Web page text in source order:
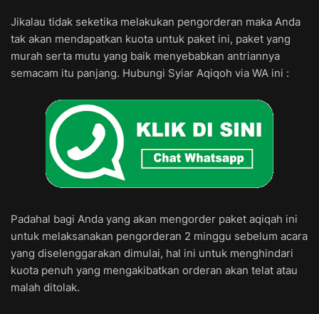
Jikalau tidak seketika melakukan pengorderan maka Anda
tak akan mendapatkan kuota untuk paket ini, paket yang
murah serta mutu yang baik menyebabkan antriannya
semacam itu panjang. Hubungi Syiar Aqiqoh via WA ini :
Padahal bagi Anda yang akan mengorder paket aqiqah ini
untuk melaksanakan pengorderan 2 minggu sebelum acara
yang diselenggarakan dimulai, hal ini untuk menghindari
kuota penuh yang mengakibatkan orderan akan telat atau
malah ditolak.